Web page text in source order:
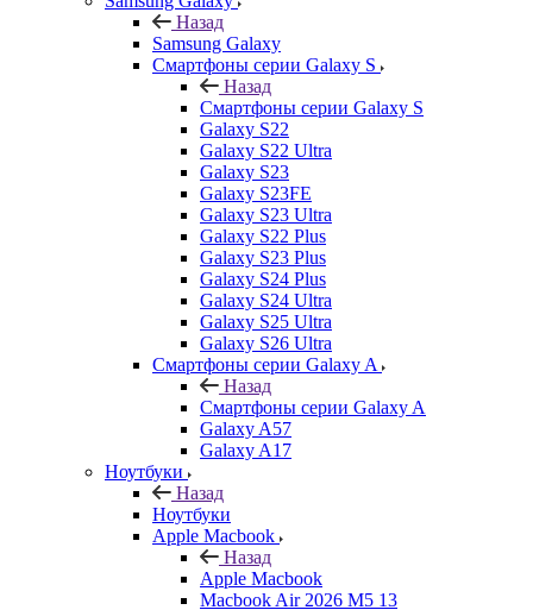
Назад
Samsung Galaxy
Смартфоны серии Galaxy S
Назад
Смартфоны серии Galaxy S
Galaxy S22
Galaxy S22 Ultra
Galaxy S23
Galaxy S23FE
Galaxy S23 Ultra
Galaxy S22 Plus
Galaxy S23 Plus
Galaxy S24 Plus
Galaxy S24 Ultra
Galaxy S25 Ultra
Galaxy S26 Ultra
Смартфоны серии Galaxy A
Назад
Смартфоны серии Galaxy A
Galaxy A57
Galaxy A17
Ноутбуки
Назад
Ноутбуки
Apple Macbook
Назад
Apple Macbook
Macbook Air 2026 M5 13